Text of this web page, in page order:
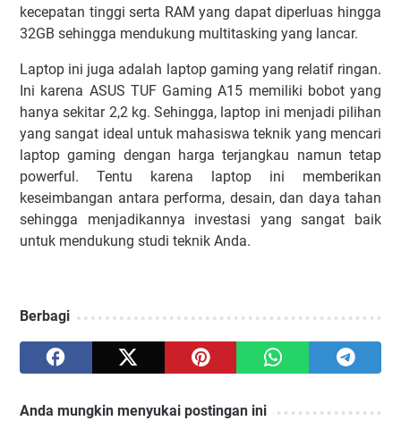
kecepatan tinggi serta RAM yang dapat diperluas hingga
32GB sehingga mendukung multitasking yang lancar.
Laptop ini juga adalah laptop gaming yang relatif ringan.
Ini karena ASUS TUF Gaming A15 memiliki bobot yang
hanya sekitar 2,2 kg. Sehingga, laptop ini menjadi pilihan
yang sangat ideal untuk mahasiswa teknik yang mencari
laptop gaming dengan harga terjangkau namun tetap
powerful. Tentu karena laptop ini memberikan
keseimbangan antara performa, desain, dan daya tahan
sehingga menjadikannya investasi yang sangat baik
untuk mendukung studi teknik Anda.
Berbagi
Anda mungkin menyukai postingan ini